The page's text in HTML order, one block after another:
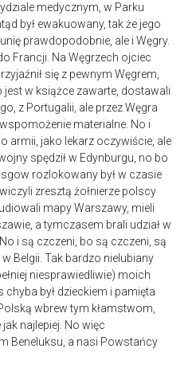
medycznym, w Parku
był ewakuowany, tak że jego
prawdopodobnie, ale i Węgry.
Francji. Na Węgrzech ojciec
się z pewnym Węgrem,
w książce zawarte, dostawali
z Portugalii, ale przez Węgra
materialne. No i
armii, jako lekarz oczywiście, ale
spędził w Edynburgu, no bo
rozlokowany był w czasie
zresztą żołnierze polscy
mapy Warszawy, mieli
a tymczasem brali udział w
i są czczeni, bo są czczeni, są
Belgii. Tak bardzo nielubiany
niesprawiedliwie) moich
był dzieckiem i pamięta
wbrew tym kłamstwom,
najlepiej. No więc
Beneluksu, a nasi Powstańcy